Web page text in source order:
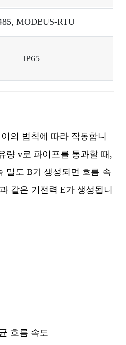
MODBUS-RTU
IP65
의 법칙에 따라 작동합니
량 v로 파이프를 통과할 때,
밀도 B가 생성되면 흐름 속
같은 기전력 E가 생성됩니
흐름 속도